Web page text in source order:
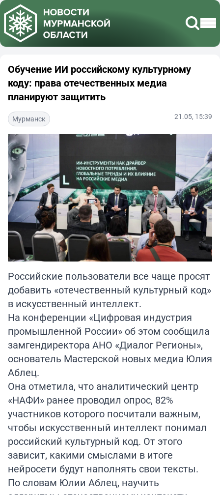
Обучение ИИ российскому культурному
коду: права отечественных медиа
планируют защитить
Мурманск 21.05, 15:39
Российские пользователи все чаще просят
добавить «отечественный культурный код»
в искусственный интеллект.
На конференции «Цифровая индустрия
промышленной России» об этом сообщила
замгендиректора АНО «Диалог Регионы»,
основатель Мастерской новых медиа Юлия
Аблец.
Она отметила, что аналитический центр
«НАФИ» ранее проводил опрос, 82%
участников которого посчитали важным,
чтобы искусственный интеллект понимал
российский культурный код. От этого
зависит, какими смыслами в итоге
нейросети будут наполнять свои тексты.
По словам Юлии Аблец, научить